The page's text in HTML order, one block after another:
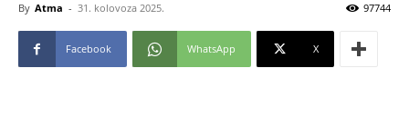
By Atma - 31. kolovoza 2025. 97744
Facebook WhatsApp X